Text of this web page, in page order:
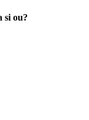
si ou?